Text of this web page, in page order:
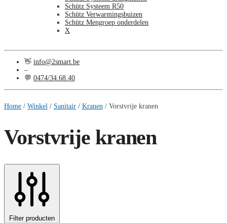
Schütz Systeem R50
Schütz Verwarmingsbuizen
Schütz Mengroep onderdelen
X
👋 info@2smart.be
–
💬 0474/34.68.40
Home / Winkel / Sanitair / Kranen / Vorstvrije kranen
Vorstvrije kranen
Filter producten